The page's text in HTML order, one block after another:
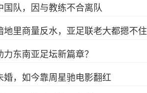
队，因与教练不合离队
里商量反水，亚足联老大都摁不住
东南亚足坛新篇章？
，如今靠周星驰电影翻红